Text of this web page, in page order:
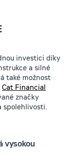
investici díky
a silné
také možnost
Cat Financial
značky
spolehlivosti.
vysokou